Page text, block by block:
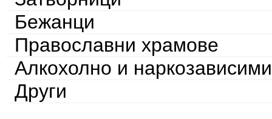
Бежанци
Православни храмове
Алкохолно и наркозависими
Други